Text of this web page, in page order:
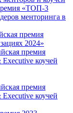
«ТОП-3
менторинга в
премия
2024»
премия
коучей
премия
коучей